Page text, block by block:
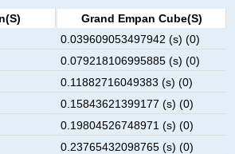
Grand Empan Cube(s)
0.039609053497942 (s) (0)
0.079218106995885 (s) (0)
0.11882716049383 (s) (0)
0.15843621399177 (s) (0)
0.19804526748971 (s) (0)
0.23765432098765 (s) (0)